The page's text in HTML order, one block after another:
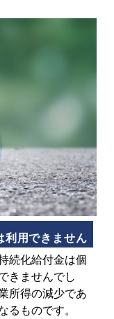
利用できません
続化給付金は個
きませんでし
所得の減少であ
ものです。